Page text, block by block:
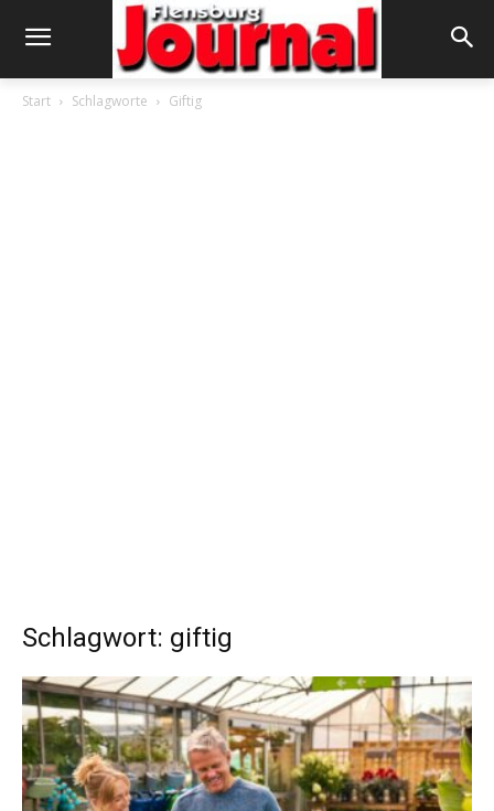
Start Schlagworte Giftig
Schlagwort: giftig